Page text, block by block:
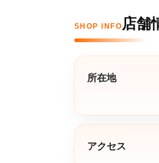
SHOP INFO 店舗
所在地
アクセス